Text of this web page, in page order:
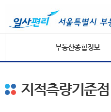
부동산종합정보
지적측량기준